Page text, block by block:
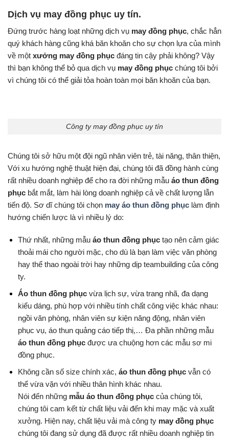
Dịch vụ may đồng phục uy tín.
Đứng trước hàng loạt những dịch vụ may đồng phục, chắc hẳn
quý khách hàng cũng khá băn khoăn cho sự chọn lựa của mình
về một xưởng may đồng phục đáng tin cậy phải không? Vậy
thì bạn không thể bỏ qua dịch vụ may đồng phục chúng tôi bởi
vì chúng tôi có thể giải tỏa hoàn toàn mọi băn khoăn của bạn.
Công ty may đồng phục uy tín
Chúng tôi sở hữu một đội ngũ nhân viên trẻ, tài năng, thân thiện,
Với xu hướng nghệ thuật hiện đại, chúng tôi đã đồng hành cùng
rất nhiều doanh nghiệp để cho ra đời những mẫu áo thun đồng
phục bắt mắt, làm hài lòng doanh nghiệp cả về chất lượng lẫn
tiến độ. Sơ dĩ chúng tôi chọn may áo thun đồng phục làm định
hướng chiến lược là vì nhiều lý do:
Thứ nhất, những mẫu áo thun đồng phụctạo nên cảm giác
thoải mái cho người mặc, cho dù là bạn làm việc văn phòng
hay thể thao ngoài trời hay những dịp teambuilding của công
ty.
Áo thun đồng phụcvừa lịch sự, vừa trang nhã, đa dạng
kiểu dáng, phù hợp với nhiều tính chất công việc khác nhau:
ngồi văn phòng, nhân viên sự kiện năng động, nhân viên
phục vụ, áo thun quảng cáo tiếp thị,… Đa phần những mẫu
áo thun đồng phụcđược ưa chuộng hơn các mẫu sơ mi
đồng phục.
Không cần số size chính xác, áo thun đồng phụcvẫn có
thể vừa vặn với nhiều thân hình khác nhau.
Nói đến những mẫu áo thun đồng phụccủa chúng tôi,
chúng tôi cam kết từ chất liệu vải đến khi may mặc và xuất
xưởng. Hiện nay, chất liệu vải mà công ty may đồng phục
chúng tôi đang sử dụng đã được rất nhiều doanh nghiệp tin